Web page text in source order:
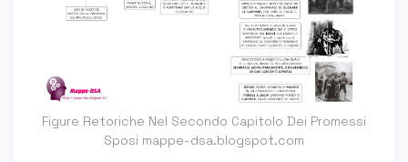
Figure Retoriche Nel Secondo Capitolo Dei Promessi
Sposi mappe-dsa.blogspot.com